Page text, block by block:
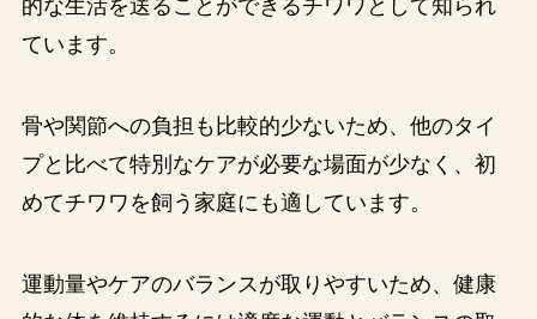
的な生活を送ることができるチワワとして知られ
ています。
骨や関節への負担も比較的少ないため、他のタイ
プと比べて特別なケアが必要な場面が少なく、初
めてチワワを飼う家庭にも適しています。
運動量やケアのバランスが取りやすいため、健康